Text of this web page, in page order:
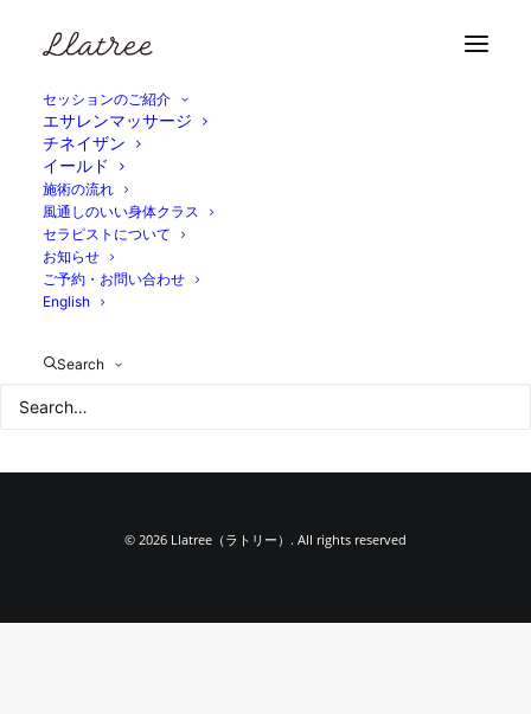
セッションのご紹介
エサレンマッサージ
チネイザン
イールド
施術の流れ
風通しのいい身体クラス
セラピストについて
お知らせ
ご予約・お問い合わせ
English
Search
4F217951-28E0-4C37-8A43-45D0B34A1A9D
© 2026 Llatree（ラトリー）. All rights reserved